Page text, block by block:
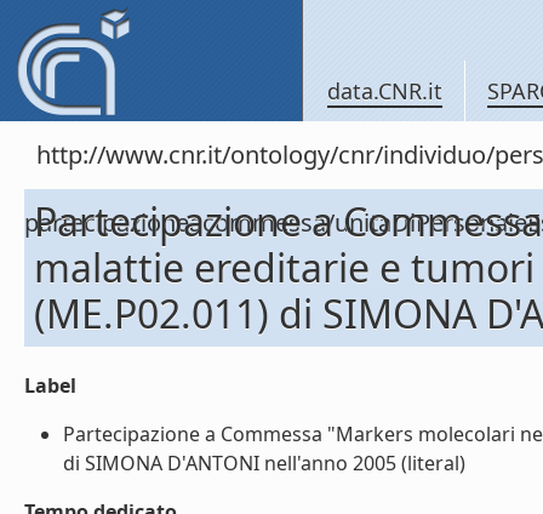
data.CNR.it
http://www.cnr.it/ontology/cnr/individuo/
partecipazioneacommessa/
Partecipazione a
malattie ereditarie e
(ME.P02.011) di SIMONA
Label
Partecipazione a Commessa "Markers molecolari
di SIMONA D'ANTONI nell'anno 2005 (literal)